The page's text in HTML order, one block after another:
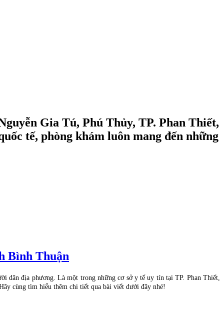
Gia Tú, Phú Thủy, TP. Phan Thiết,
tế, phòng khám luôn mang đến những
Bình Thuận
dân địa phương. Là một trong những cơ sở y tế uy tín tại TP. Phan Thiết,
cùng tìm hiểu thêm chi tiết qua bài viết dưới đây nhé!